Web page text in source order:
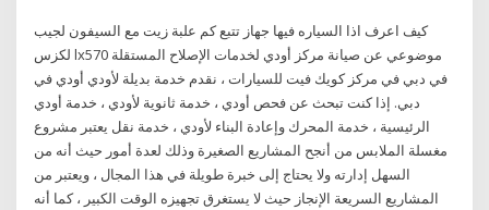
كيف اعرف اذا السياره فيها جهاز تتبع كم علبة زيت مع السيفون لجيب
لكزس lx570 موضوعي عن صيانة مركز أودي لخدمات الإصلاح المستقلة
في دبي في مركز كويك فيت للسيارات ، نقدم خدمة بديلة لأودي أودي في
دبي. إذا كنت تبحث عن فحص أودي ، خدمة ثانوية لأودي ، خدمة أودي
الرئيسية ، خدمة المحرك وإعادة البناء لأودي ، خدمة نقل يعتبر مشروع
مغسلة الملابس من أنجح المشاريع الصغيرة وذلك لعدة أمور حيث أنه من
السهل إدارته ولا يحتاج إلى خبرة طويلة في هذا المجال ، ويعتبر من
المشاريع السريعة الإنجاز حيث لا يستغرق تجهيزه الوقت الكبير ، كما أنه